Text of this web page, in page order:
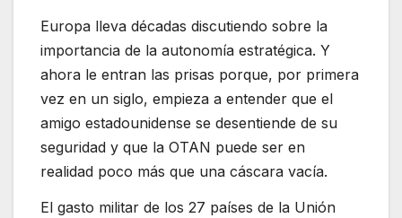
Europa lleva décadas discutiendo sobre la
importancia de la autonomía estratégica. Y
ahora le entran las prisas porque, por primera
vez en un siglo, empieza a entender que el
amigo estadounidense se desentiende de su
seguridad y que la OTAN puede ser en
realidad poco más que una cáscara vacía.
El gasto militar de los 27 países de la Unión